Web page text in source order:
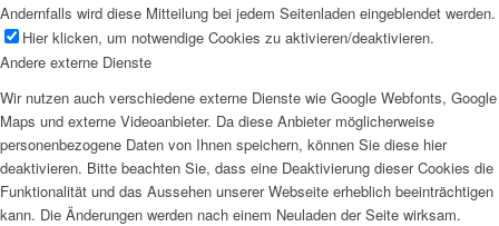
Andernfalls wird diese Mitteilung bei jedem Seitenladen eingeblendet werden.
Hier klicken, um notwendige Cookies zu aktivieren/deaktivieren.
Andere externe Dienste
Wir nutzen auch verschiedene externe Dienste wie Google Webfonts, Google
Maps und externe Videoanbieter. Da diese Anbieter möglicherweise
personenbezogene Daten von Ihnen speichern, können Sie diese hier
deaktivieren. Bitte beachten Sie, dass eine Deaktivierung dieser Cookies die
Funktionalität und das Aussehen unserer Webseite erheblich beeinträchtigen
kann. Die Änderungen werden nach einem Neuladen der Seite wirksam.